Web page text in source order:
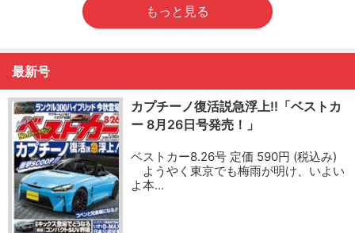
もっと見る
最新号
カプチーノ復活説急浮上!!「ベストカ
ー 8月26日号発売！」
ベストカー8.26号 定価 590円 (税込み)
ようやく東京でも梅雨が明け、いよい
よ本…